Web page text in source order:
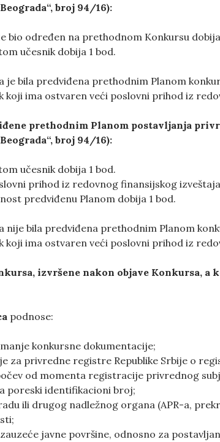
broj 94/16):
bio određen na prethodnom Konkursu
učesnik dobija 1 bod.
je bila predviđena prethodnim Planom
koji ima ostvaren veći poslovni prihod iz
prethodnim Planom postavljanja
broj 94/16):
učesnik dobija 1 bod.
prihod iz redovnog finansijskog
predviđenu Planom dobija 1 bod.
nije bila predviđena prethodnim Planom
koji ima ostvaren veći poslovni prihod iz
izvršene nakon objave Konkursa, a
podnose:
konkursne dokumentacije;
za privredne registre Republike Srbije o
od momenta registracije privrednog
poreski identifikacioni broj;
ili drugog nadležnog organa (APR-a,
javne površine, odnosno za